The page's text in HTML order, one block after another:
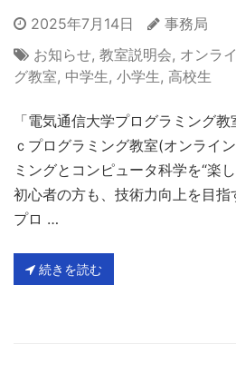
2025年7月14日
事務局
お知らせ, 教室説明会, オンラ
グ教室, 中学生, 小学生, 高校生
「電気通信大学プログラミング
ｃプログラミング教室(オンライ
ミングとコンピュータ科学を“楽
初心者の方も、技術力向上を目
プロ …
続きを読む